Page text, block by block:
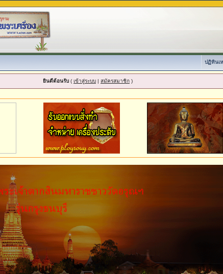
ปฏิทินเ
ยินดีต้อนรับ ( เข้าสู่ระบบ | สมัครสมาชิก )